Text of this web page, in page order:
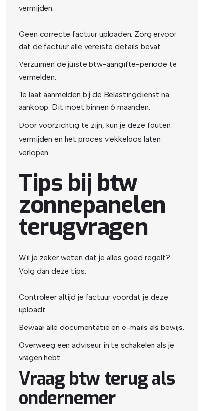
vermijden:
Geen correcte factuur uploaden. Zorg ervoor
dat de factuur alle vereiste details bevat.
Verzuimen de juiste btw-aangifte-periode te
vermelden.
Te laat aanmelden bij de Belastingdienst na
aankoop. Dit moet binnen 6 maanden.
Door voorzichtig te zijn, kun je deze fouten
vermijden en het proces vlekkeloos laten
verlopen.
Tips bij btw
zonnepanelen
terugvragen
Wil je zeker weten dat je alles goed regelt?
Volg dan deze tips:
Controleer altijd je factuur voordat je deze
uploadt.
Bewaar alle documentatie en e-mails als bewijs.
Overweeg een adviseur in te schakelen als je
vragen hebt.
Vraag btw terug als
ondernemer